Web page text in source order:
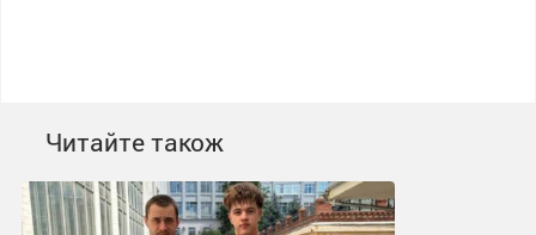
Читайте також